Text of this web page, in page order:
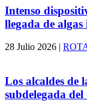
Intenso
llegada de algas
28 Julio 2026 |
Los alcaldes de
subdelegada